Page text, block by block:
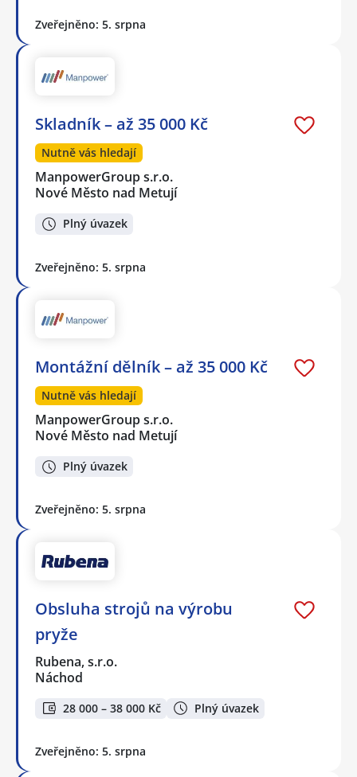
Zveřejněno: 5. srpna
Skladník – až 35 000 Kč
Nutně vás hledají
ManpowerGroup s.r.o.
Nové Město nad Metují
Plný úvazek
Zveřejněno: 5. srpna
Montážní dělník – až 35 000 Kč
Nutně vás hledají
ManpowerGroup s.r.o.
Nové Město nad Metují
Plný úvazek
Zveřejněno: 5. srpna
Obsluha strojů na výrobu
pryže
Rubena, s.r.o.
Náchod
28 000 – 38 000 Kč Plný úvazek
Zveřejněno: 5. srpna